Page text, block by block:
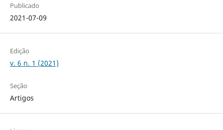
Publicado
2021-07-09
Edição
v. 6 n. 1 (2021)
Seção
Artigos